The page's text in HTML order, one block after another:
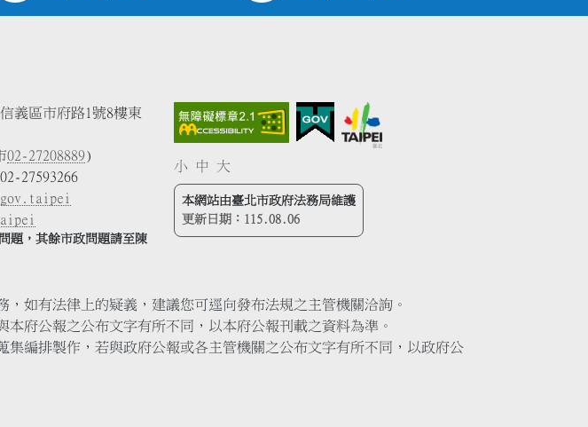
義區市府路1號8樓東
02-27208889)
27593266
題，其餘市政問題請至陳
小 中 大
本網站由臺北市政府法務局維護
更新日期： 115.08.06
如有法律上的疑義，建議您可逕向發布法規之主管機關洽詢。
府公報之公布文字有所不同，以本府公報刊載之資料為準。
編排製作，若與政府公報或各主管機關之公布文字有所不同，以政府公